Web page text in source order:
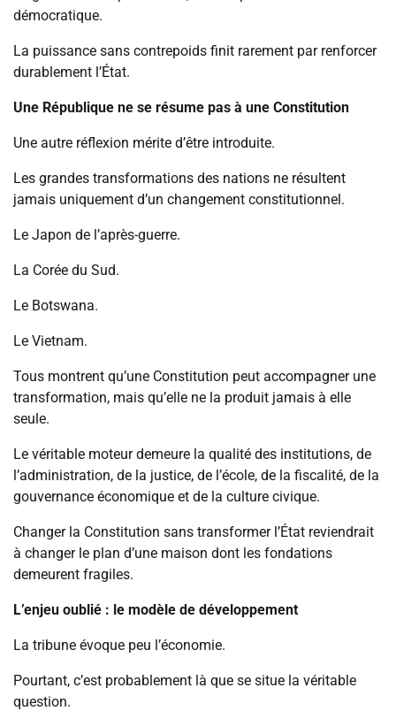
démocratique.
La puissance sans contrepoids finit rarement par renforcer
durablement l’État.
Une République ne se résume pas à une Constitution
Une autre réflexion mérite d’être introduite.
Les grandes transformations des nations ne résultent
jamais uniquement d’un changement constitutionnel.
Le Japon de l’après-guerre.
La Corée du Sud.
Le Botswana.
Le Vietnam.
Tous montrent qu’une Constitution peut accompagner une
transformation, mais qu’elle ne la produit jamais à elle
seule.
Le véritable moteur demeure la qualité des institutions, de
l’administration, de la justice, de l’école, de la fiscalité, de la
gouvernance économique et de la culture civique.
Changer la Constitution sans transformer l’État reviendrait
à changer le plan d’une maison dont les fondations
demeurent fragiles.
L’enjeu oublié : le modèle de développement
La tribune évoque peu l’économie.
Pourtant, c’est probablement là que se situe la véritable
question.